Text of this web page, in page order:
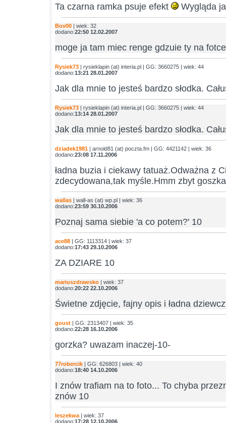
Ta czarna ramka psuje efekt Wygląda
Bov00 | wiek: 32
dodano:22:50 12.02.2007
moge ja tam miec renge gdzuie ty na
Rysiek73 | rysieklapin (at) interia.pl | GG: 3660275 | wiek: 44
dodano:13:21 28.01.2007
Jak dla mnie to jesteś bardzo słodka.
Rysiek73 | rysieklapin (at) interia.pl | GG: 3660275 | wiek: 44
dodano:13:14 28.01.2007
Jak dla mnie to jesteś bardzo słodka.
dziadek1981 | arnold81 (at) poczta.fm | GG: 4421142 | wiek: 36
dodano:23:08 17.11.2006
ładna buzia i ciekawy tatuaż.Odważna z
zdecydowana,tak myśle.Hmm zbyt
wallas | wall-as (at) wp.pl | wiek: 36
dodano:23:59 30.10.2006
Poznaj sama siebie 'a co potem?' 10
ace88 | GG: 1113314 | wiek: 37
dodano:17:43 29.10.2006
ZA DZIARE 10
mariuszdrawsko | wiek: 37
dodano:20:22 22.10.2006
Świetne zdjęcie, fajny opis i ładna
goust | GG: 2313407 | wiek: 35
dodano:22:28 16.10.2006
gorzka? uwazam inaczej-10-
77robercik | GG: 626803 | wiek: 40
dodano:18:40 14.10.2006
I znów trafiam na to foto... To chyba
znów 10
leszekwa | wiek: 37
dodano:17:28 12.10.2006